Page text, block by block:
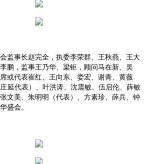
监事长赵完全，执委李荣群、王秋燕、王大
鹏，监事王乃华、梁钜，顾问马在新、吴
或代表崔红、王向东、娄宏、谢青、黄薇
庄延代表）、叶洪涛、沈震敏、伍启伦、薛敏
文美、朱明明（代表）、方素珍、薛兵、钟
盛会。